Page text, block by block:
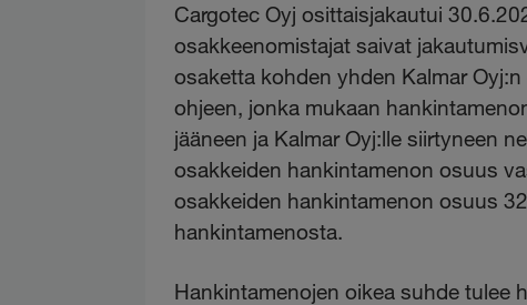
Cargotec Oyj osittaisjakautui
osakkeenomistajat saivat
osaketta kohden yhden Kalmar
ohjeen, jonka mukaan
jääneen ja Kalmar Oyj:lle siirtyneen
osakkeiden hankintamenon osuus
osakkeiden hankintamenon osuus
hankintamenosta.
Hankintamenojen oikea suhde tulee